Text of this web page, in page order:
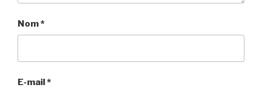
Nom*
E-mail*